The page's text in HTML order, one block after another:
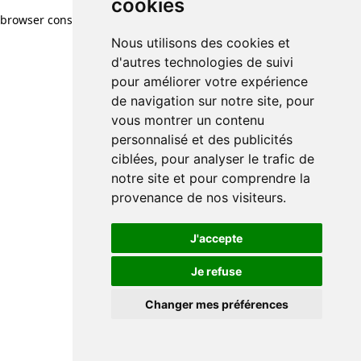
cookies
Nous utilisons des cookies et
d'autres technologies de suivi
pour améliorer votre expérience
de navigation sur notre site, pour
vous montrer un contenu
personnalisé et des publicités
ciblées, pour analyser le trafic de
notre site et pour comprendre la
provenance de nos visiteurs.
J'accepte
Je refuse
Changer mes préférences
browser console for more information)